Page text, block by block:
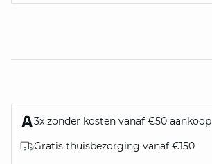
3x zonder kosten vanaf €50 aankoop
Gratis thuisbezorging vanaf €150